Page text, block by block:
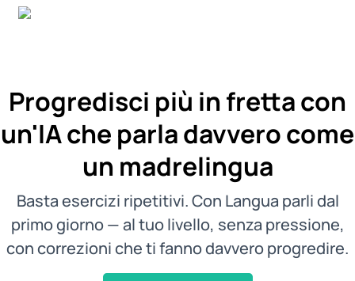
Progredisci più in fretta con
un'IA che parla davvero come
un madrelingua
Basta esercizi ripetitivi. Con Langua parli dal
primo giorno — al tuo livello, senza pressione,
con correzioni che ti fanno davvero progredire.